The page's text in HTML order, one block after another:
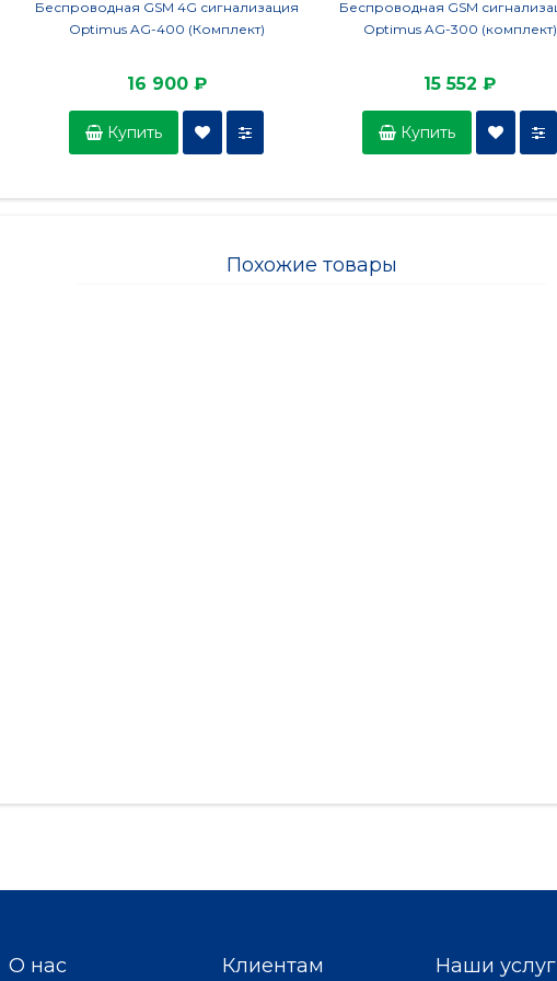
Беспроводная GSM 4G сигнализация
Optimus AG-400 (Комплект)
16 900 ₽
Купить
Беспроводная GSM
Optimus AG-300 (комплект)
15 552 ₽
Купить
Похожие товары
О нас Клиентам Наши